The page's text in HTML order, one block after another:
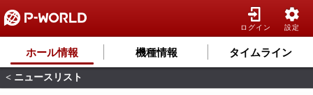
ログイン 設定
ホール情報 機種情報 タイムライン
< ニュースリスト